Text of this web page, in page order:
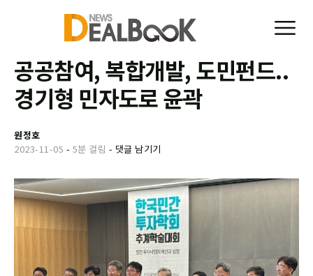
공공참여, 복합개발, 도민펀드..
경기형 민자도로 윤곽
원정호
2023-11-05 - 5분 걸림 - 댓글 남기기